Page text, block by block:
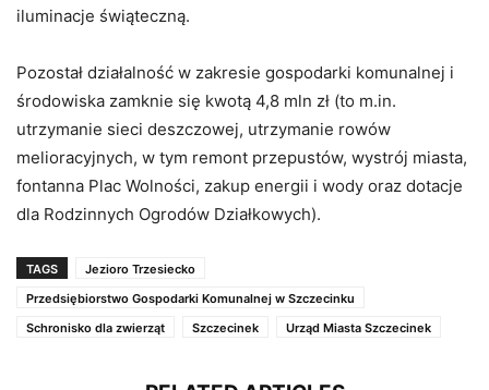
iluminacje świąteczną.
Pozostał działalność w zakresie gospodarki komunalnej i
środowiska zamknie się kwotą 4,8 mln zł (to m.in.
utrzymanie sieci deszczowej, utrzymanie rowów
melioracyjnych, w tym remont przepustów, wystrój miasta,
fontanna Plac Wolności, zakup energii i wody oraz dotacje
dla Rodzinnych Ogrodów Działkowych).
TAGS
Jezioro Trzesiecko
Przedsiębiorstwo Gospodarki Komunalnej w Szczecinku
Schronisko dla zwierząt
Szczecinek Urząd Miasta Szczecinek